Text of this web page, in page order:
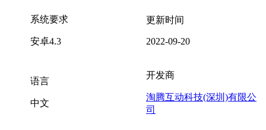
系统要求
安卓4.3
更新时间
2022-09-20
语言
中文
开发商
淘腾互动科技(深圳)有限公
司